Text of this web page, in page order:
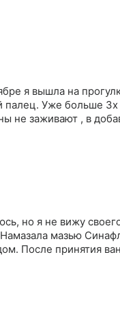
я вышла на
палец. Уже больше
не заживают , в
но я не вижу
мазью
После принятия